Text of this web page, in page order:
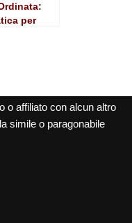
per
o affiliato con alcun altro
simile o paragonabile